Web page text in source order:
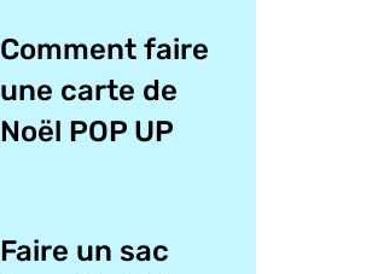
Comment faire
une carte de
Noël POP UP
Faire un sac